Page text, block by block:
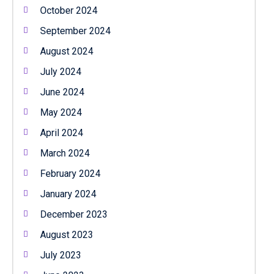
October 2024
September 2024
August 2024
July 2024
June 2024
May 2024
April 2024
March 2024
February 2024
January 2024
December 2023
August 2023
July 2023